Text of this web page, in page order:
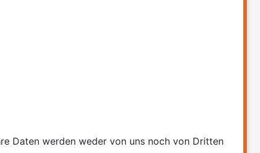
Daten werden weder von uns noch von Dritten